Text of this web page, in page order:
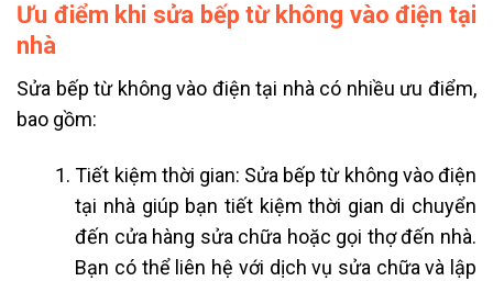
Ưu điểm khi sửa bếp từ không vào điện tại
nhà
Sửa bếp từ không vào điện tại nhà có nhiều ưu điểm,
bao gồm:
Tiết kiệm thời gian: Sửa bếp từ không vào điện
tại nhà giúp bạn tiết kiệm thời gian di chuyển
đến cửa hàng sửa chữa hoặc gọi thợ đến nhà.
Bạn có thể liên hệ với dịch vụ sửa chữa và lập